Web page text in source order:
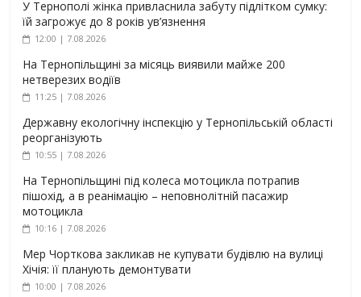
У Тернополі жінка привласнила забуту підлітком сумку:
їй загрожує до 8 років ув’язнення
12:00 | 7.08.2026
На Тернопільщині за місяць виявили майже 200
нетверезих водіїв
11:25 | 7.08.2026
Державну екологічну інспекцію у Тернопільській області
реорганізують
10:55 | 7.08.2026
На Тернопільщині під колеса мотоцикла потрапив
пішохід, а в реанімацію – неповнолітній пасажир
мотоцикла
10:16 | 7.08.2026
Мер Чорткова закликав не купувати будівлю на вулиці
Хічія: її планують демонтувати
10:00 | 7.08.2026